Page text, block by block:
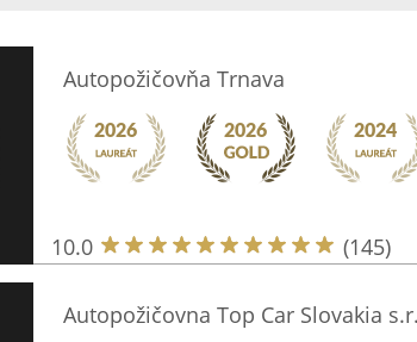
Autopožičovňa Trnava
10.0 (145)
Autopožičovna Top Car Slovakia